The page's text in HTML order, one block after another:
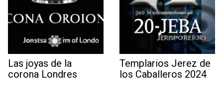
Las joyas de la
corona Londres
Templarios Jerez de
los Caballeros 2024